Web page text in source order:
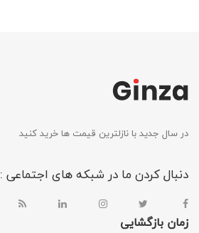
در سال جدید با نازلترین قیمت ها خرید کنید
دنبال کردن ما در شبکه های اجتماعی :
زمان بازگشایی